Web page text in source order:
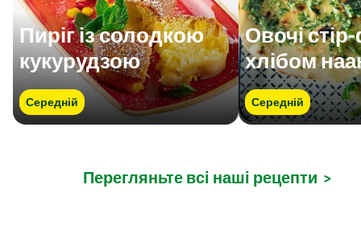
Пиріг із солодкою
кукурудзою
Середній
Овочі
хлібом
Середній
Перегляньте всі наші рецепти >